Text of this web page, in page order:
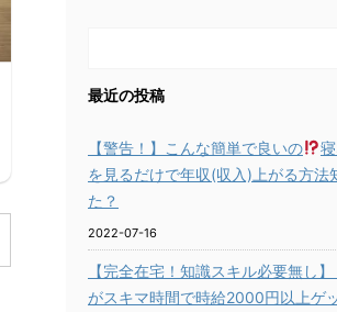
最近の投稿
【警告！】こんな簡単で良いの
を見るだけで年収(収入)上がる方法
た？
2022-07-16
【完全在宅！知識スキル必要無し
がスキマ時間で時給2000円以上ゲ